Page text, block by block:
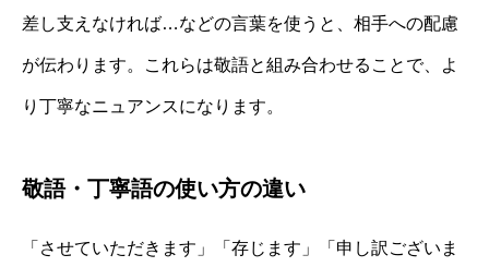
差し支えなければ…などの言葉を使うと、相手への配慮
が伝わります。これらは敬語と組み合わせることで、よ
り丁寧なニュアンスになります。
敬語・丁寧語の使い方の違い
「させていただきます」「存じます」「申し訳ございま